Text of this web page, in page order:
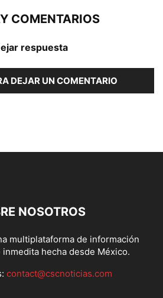
COMENTARIOS
respuesta
DEJAR UN COMENTARIO
NOSOTROS
multiplataforma de información
hecha desde México.
contact@cscnoticias.com